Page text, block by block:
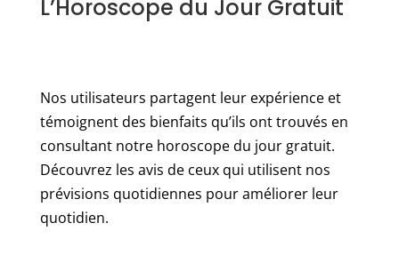
L’Horoscope du Jour Gratuit
Nos utilisateurs partagent leur expérience et
témoignent des bienfaits qu’ils ont trouvés en
consultant notre horoscope du jour gratuit.
Découvrez les avis de ceux qui utilisent nos
prévisions quotidiennes pour améliorer leur
quotidien.